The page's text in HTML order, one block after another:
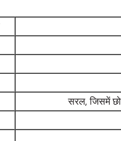
सरल, जिसमें